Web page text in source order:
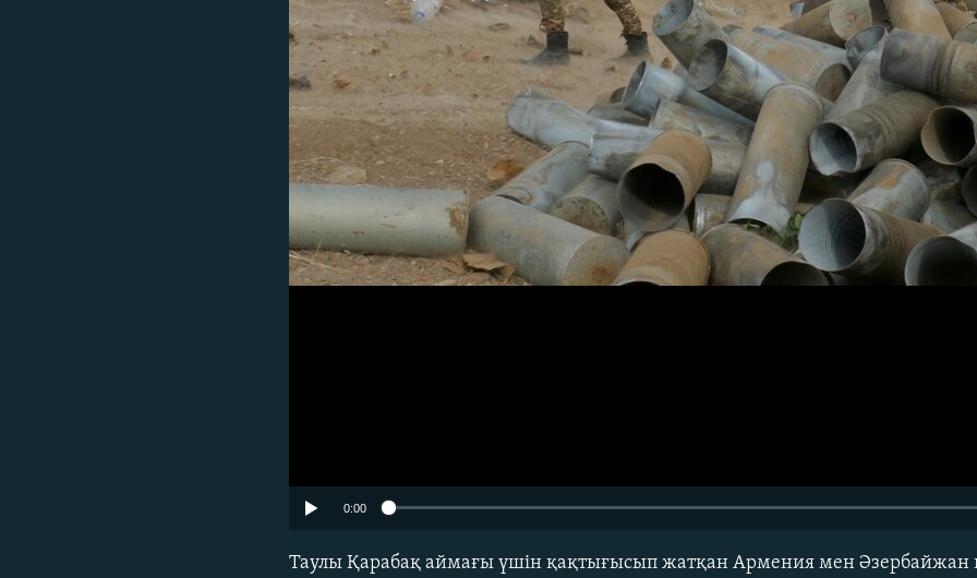
0:00
Таулы Қарабақ аймағы үшін қақтығысып жатқан Армения мен Әзербайжан